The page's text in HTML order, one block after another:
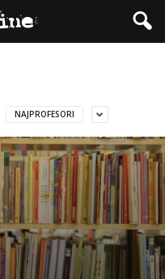
NAJPROFESORI